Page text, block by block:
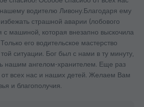
нашему водителю Ливону.Благодаря ему
страшной аварии (лобового
с машиной, которая внезапно выскочила
его водительское мастерство
ситуации. Бог был с нами в ту минуту,
нашим ангелом-хранителем. Еще раз
всех нас и наших детей. Желаем Вам
и благополучия.